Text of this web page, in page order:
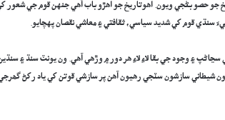
حصو بڻجي ويون. اھوتاريخ جو اهڙو باب آھي جنهن قوم جي شعور
سنڌي قوم کي شديد سياسي، ثقافتي ۽ معاشي نقصان پهچايو.
۽ وجود جي بقا لاءِ لاءِ هر دور ۾ وڙھي آھي. ون يونٽ سنڌ ۽
شيطاني سازشون سٽجي رھيون آھن پر سازشي قوتن کي ياد رکڻ